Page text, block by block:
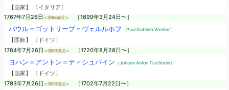
【画家】 〔イタリア〕
1767年7月26日 ≪満68歳没≫ ［1699年3月24日〜］
パウル＝ゴットリープ＝ヴェルルホフ （Paul Gottlieb Werlhof）
【医師】 〔ドイツ〕
1784年7月26日 ≪満63歳没≫ ［1720年8月28日〜］
ヨハン＝アントン＝ティシュバイン （Johann Anton Tischbein）
【画家】 〔ドイツ〕
1793年7月26日 ≪満93歳没≫ ［1702年7月22日〜］